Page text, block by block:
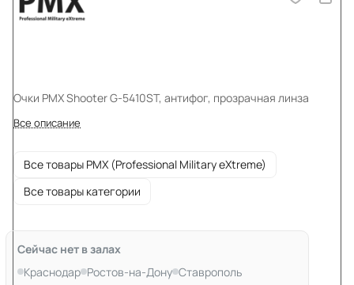
Очки PMX Shooter G-5410ST, антифог, прозрачная линза
Все описание
Все товары PMX (Professional Military eXtreme)
Все товары категории
Сейчас нет в залах
Краснодар Ростов-на-Дону Ставрополь